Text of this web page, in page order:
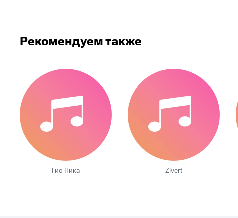
Рекомендуем также
Гио Пика Zivert